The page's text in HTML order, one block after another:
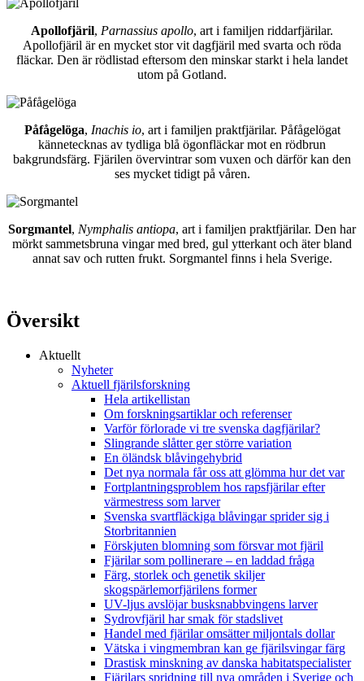
Apollofjäril, Parnassius apollo, art i familjen riddarfjärilar.
Apollofjäril är en mycket stor vit dagfjäril med svarta och röda
fläckar. Den är rödlistad eftersom den minskar starkt i hela landet
utom på Gotland.
Påfågelöga, Inachis io, art i familjen praktfjärilar. Påfågelögat
kännetecknas av tydliga blå ögonfläckar mot en rödbrun
bakgrundsfärg. Fjärilen övervintrar som vuxen och därför kan den
ses mycket tidigt på våren.
Sorgmantel, Nymphalis antiopa, art i familjen praktfjärilar. Den har
mörkt sammetsbruna vingar med bred, gul ytterkant och äter bland
annat sav och rutten frukt. Sorgmantel finns i hela Sverige.
Översikt
Aktuellt
Nyheter
Aktuell fjärilsforskning
Hela artikellistan
Om forskningsartiklar och referenser
Varför förlorade vi tre svenska dagfjärilar?
Slingrande slåtter ger större variation
En öländsk blåvingehybrid
Det nya normala får oss att glömma hur det var
Fortplantningsproblem hos rapsfjärilar efter
värmestress som larver
Svenska svartfläckiga blåvingar sprider sig i
Storbritannien
Förskjuten blomning som försvar mot fjäril
Fjärilar som pollinerare – en laddad fråga
Färg, storlek och genetik skiljer
skogspärlemorfjärilens former
UV-ljus avslöjar busksnabbvingens larver
Sydrovfjäril har smak för stadslivet
Handel med fjärilar omsätter miljontals dollar
Vätska i vingmembran kan ge fjärilsvingar färg
Drastisk minskning av danska habitatspecialister
Fjärilars spridning till nya områden i Sverige och